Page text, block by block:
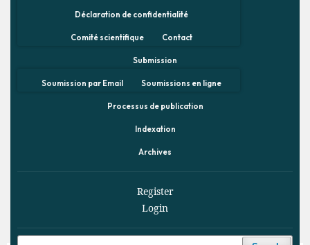
Déclaration de confidentialité
Comité scientifique Contact
Submission
Soumission par Email Soumissions en ligne
Processus de publication
Indexation
Archives
Register
Login